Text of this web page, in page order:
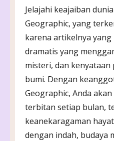
Jelajahi keajaiban
Geographic, yang
karena artikelnya
dramatis yang
misteri, dan
bumi. Dengan
Geographic, Anda
terbitan setiap bulan,
keanekaragaman
dengan indah, budaya